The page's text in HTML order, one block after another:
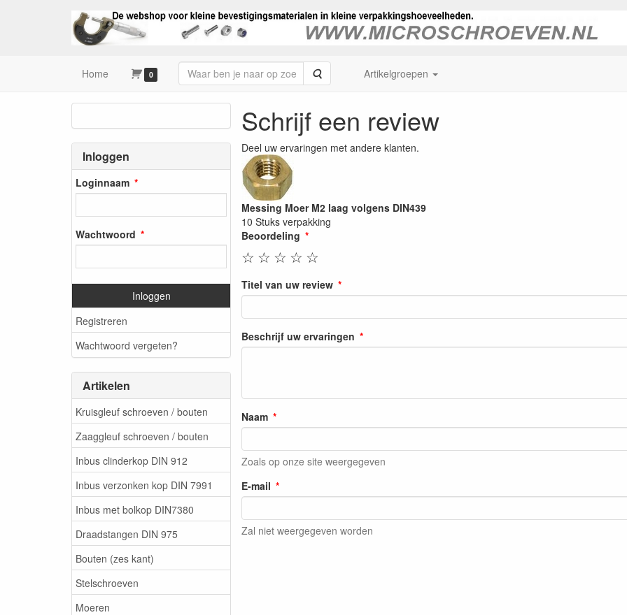
Home 0 Zoeken Artikelgroepen
Inloggen
Loginnaam
Wachtwoord
Inloggen
Registreren
Wachtwoord vergeten?
Artikelen
Kruisgleuf schroeven / bouten
Zaaggleuf schroeven / bouten
Inbus clinderkop DIN 912
Inbus verzonken kop DIN 7991
Inbus met bolkop DIN7380
Draadstangen DIN 975
Bouten (zes kant)
Stelschroeven
Moeren
Schrijf een review
Deel uw ervaringen met andere klanten.
Messing Moer M2 laag volgens DIN439
10 Stuks verpakking
Beoordeling
☆
☆
☆
☆
☆
Titel van uw review
Beschrijf uw ervaringen
Naam
Zoals op onze site weergegeven
E-mail
Zal niet weergegeven worden